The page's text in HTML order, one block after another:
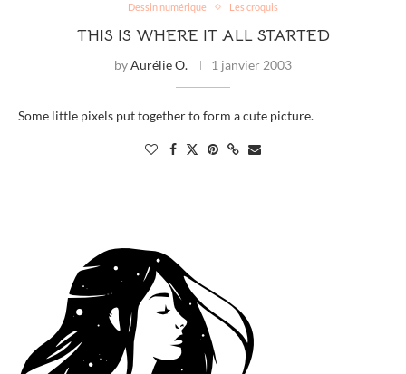
Dessin numérique Les croquis
THIS IS WHERE IT ALL STARTED
byAurélie O. 1 janvier 2003
Some little pixels put together to form a cute picture.